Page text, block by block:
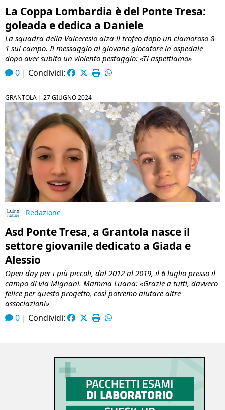
La Coppa Lombardia è del Ponte Tresa:
goleada e dedica a Daniele
La squadra della Valceresio alza il trofeo dopo un clamoroso 8-
1 sul campo. Il messaggio al giovane giocatore in ospedale
dopo aver subito un violento pestaggio: «Ti aspettiamo»
0 | Condividi:
GRANTOLA | 27 GIUGNO 2024
Redazione
Asd Ponte Tresa, a Grantola nasce il
settore giovanile dedicato a Giada e
Alessio
Open day per i più piccoli, dal 2012 al 2019, il 6 luglio presso il
campo di via Mignani. Mamma Luana: «Grazie a tutti, davvero
felice per questo progetto, così potremo aiutare altre
associazioni»
0 | Condividi: